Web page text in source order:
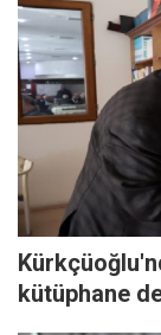
kütüphane